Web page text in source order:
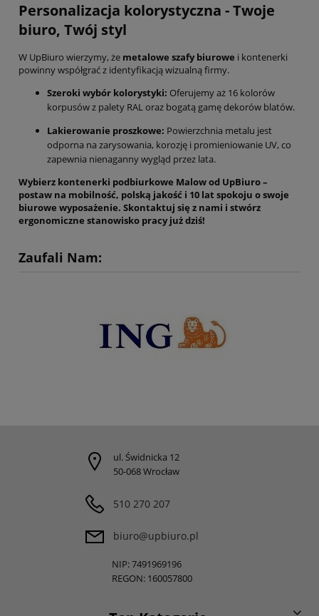
Personalizacja kolorystyczna - Twoje
biuro, Twój styl
W UpBiuro wierzymy, że metalowe szafy biurowe i kontenerki
powinny współgrać z identyfikacją wizualną firmy.
Szeroki wybór kolorystyki: Oferujemy aż 16 kolorów
korpusów z palety RAL oraz bogatą gamę dekorów blatów.
Lakierowanie proszkowe: Powierzchnia metalu jest
odporna na zarysowania, korozję i promieniowanie UV, co
zapewnia nienaganny wygląd przez lata.
Wybierz kontenerki podbiurkowe Malow od UpBiuro –
postaw na mobilność, polską jakość i 10 lat spokoju o swoje
biurowe wyposażenie. Skontaktuj się z nami i stwórz
ergonomiczne stanowisko pracy już dziś!
Zaufali Nam:
ul. Świdnicka 12
50-068 Wrocław
510 270 207
biuro@upbiuro.pl
NIP: 7491969196
REGON: 160057800